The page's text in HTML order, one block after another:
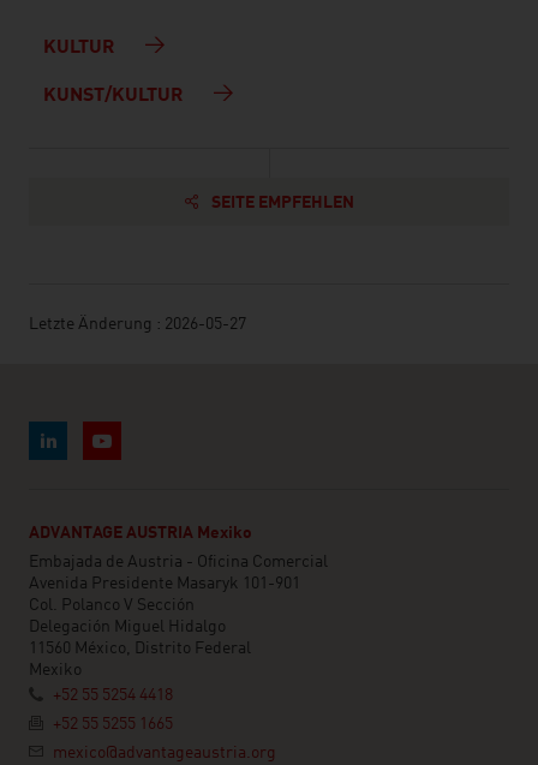
KULTUR
KUNST/KULTUR
SEITE EMPFEHLEN
Letzte Änderung : 2026-05-27
ADVANTAGE AUSTRIA Mexiko
Embajada de Austria - Oficina Comercial
Avenida Presidente Masaryk 101-901
Col. Polanco V Sección
Delegación Miguel Hidalgo
11560 México, Distrito Federal
Mexiko
+52 55 5254 4418
+52 55 5255 1665
mexico@advantageaustria.org